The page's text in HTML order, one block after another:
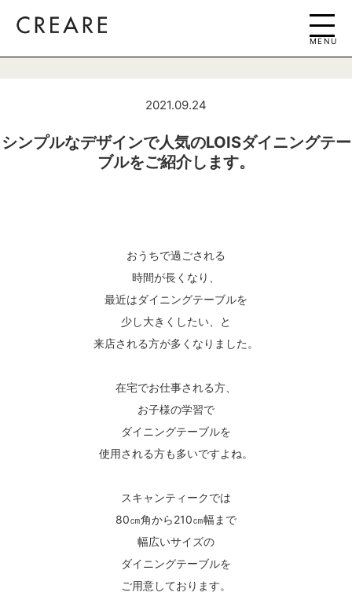
MENU
2021.09.24
シンプルなデザインで人気のLOISダイニングテー
ブルをご紹介します。
おうちで過ごされる
時間が長くなり、
最近はダイニングテーブルを
少し大きくしたい、と
来店される方が多くなりました。
在宅でお仕事される方、
お子様の学習で
ダイニングテーブルを
使用される方も多いですよね。
スキャンティークでは
80㎝角から210㎝幅まで
幅広いサイズの
ダイニングテーブルを
ご用意しております。